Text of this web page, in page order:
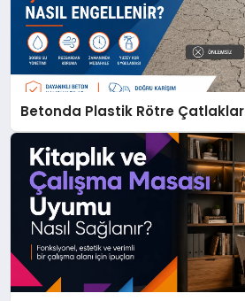
Betonda Plastik Rötre